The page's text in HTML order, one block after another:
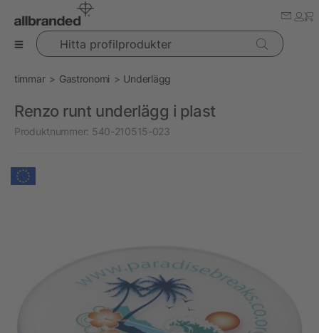
Hitta profilprodukter
timmar Gastronomi Underlägg
Renzo runt underlägg i plast
Produktnummer: 540-210515-023